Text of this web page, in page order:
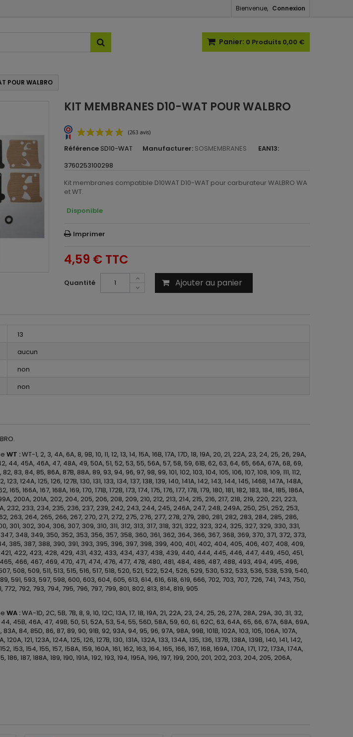
Bienvenue, Connexion
Panier: 0 Produits 0,00 €
POUR WALBRO
KIT MEMBRANES D10-WAT POUR WALBRO
Référence SD10-WAT Manufacturer: SOSMEMBRANES
EAN13:
3760253100298
Kit membranes compatible D10WAT D10-WAT pour carburateur WALBRO WA
et WT.
Disponible
Imprimer
4,59 € TTC
Quantité Ajouter au panier
13
aucun
non
non
WT :WT-1, 2, 3, 4A, 6A, 8, 9B, 10, 11, 12, 13, 14, 15A, 16B, 17A, 17D, 18, 19A, 20, 21, 22A, 23, 24, 25, 26, 29A,
44, 45A, 46A, 47, 48A, 49, 50A, 51, 52, 53, 55, 56A, 57, 58, 59, 61B, 62, 63, 64, 65, 66A, 67A, 68, 69,
83, 84, 85, 86A, 87B, 88A, 89, 93, 94, 96, 97, 98, 99, 101, 102, 103, 104, 105, 106, 107, 108, 109, 111, 112,
123, 124A, 125, 126, 127B, 130, 131, 133, 134, 137, 138, 139, 140, 141A, 142, 143, 144, 145, 146B, 147A, 148A,
165, 166A, 167, 168A, 169, 170, 171B, 172B, 173, 174, 175, 176, 177, 178, 179, 180, 181, 182, 183, 184, 185, 186A,
200A, 201A, 202, 204, 205, 206, 208, 209, 210, 212, 213, 214, 215, 216, 217, 218, 219, 220, 221, 223,
232, 233, 234, 235, 236, 237, 239, 242, 243, 244, 245, 246A, 247, 248, 249A, 250, 251, 252, 253,
263, 264, 265, 266, 267, 270, 271, 272, 275, 276, 277, 278, 279, 280, 281, 282, 283, 284, 285, 286,
301, 302, 304, 306, 307, 309, 310, 311, 312, 313, 317, 318, 321, 322, 323, 324, 325, 327, 329, 330, 331,
348, 349, 350, 352, 353, 356, 357, 358, 360, 361, 362, 364, 366, 367, 368, 369, 370, 371, 372, 373,
385, 387, 388, 390, 391, 393, 395, 396, 397, 398, 399, 400, 401, 402, 404, 405, 406, 407, 408, 409,
421, 422, 423, 428, 429, 431, 432, 433, 434, 437, 438, 439, 440, 444, 445, 446, 447, 449, 450, 451,
466, 467, 469, 470, 471, 474, 476, 477, 478, 480, 481, 484, 486, 487, 488, 493, 494, 495, 496,
508, 509, 511, 513, 515, 516, 517, 518, 520, 521, 522, 524, 526, 529, 530, 532, 533, 536, 538, 539, 540,
591, 593, 597, 598, 600, 603, 604, 605, 613, 614, 616, 618, 619, 666, 702, 703, 707, 726, 741, 743, 750,
772, 792, 793, 794, 795, 796, 797, 799, 801, 802, 813, 814, 819, 905.
WA :WA-1D, 2C, 5B, 7B, 8, 9, 10, 12C, 13A, 17, 18, 19A, 21, 22A, 23, 24, 25, 26, 27A, 28A, 29A, 30, 31, 32,
45B, 46A, 47, 49B, 50, 51, 52A, 53, 54, 55, 56D, 58A, 59, 60, 61, 62C, 63, 64A, 65, 66, 67A, 68A, 69A,
83A, 84, 85D, 86, 87, 89, 90, 91B, 92, 93A, 94, 95, 96, 97A, 98A, 99B, 101B, 102A, 103, 105, 106A, 107A,
120A, 121, 123A, 124A, 125, 126, 127B, 130, 131A, 132A, 133, 134A, 135, 136, 137B, 138A, 139B, 140, 141, 142,
153, 154, 155, 157, 158A, 159, 160A, 161, 162, 163, 164, 165, 166, 167, 168, 169A, 170A, 171, 172, 173A, 174A,
186, 187, 188A, 189, 190, 191A, 192, 193, 194, 195A, 196, 197, 199, 200, 201, 202, 203, 204, 205, 206A,